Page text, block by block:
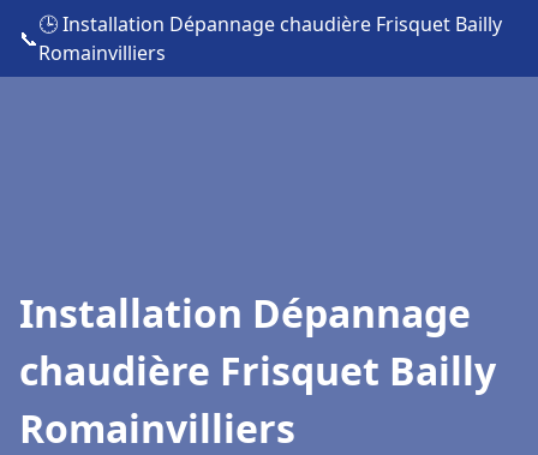
📞
🕒 Installation Dépannage chaudière Frisquet Bailly
Romainvilliers
Installation Dépannage
chaudière Frisquet Bailly
Romainvilliers